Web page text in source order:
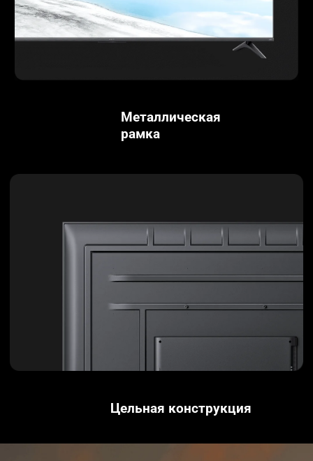
Металлическая
рамка
Цельная конструкция